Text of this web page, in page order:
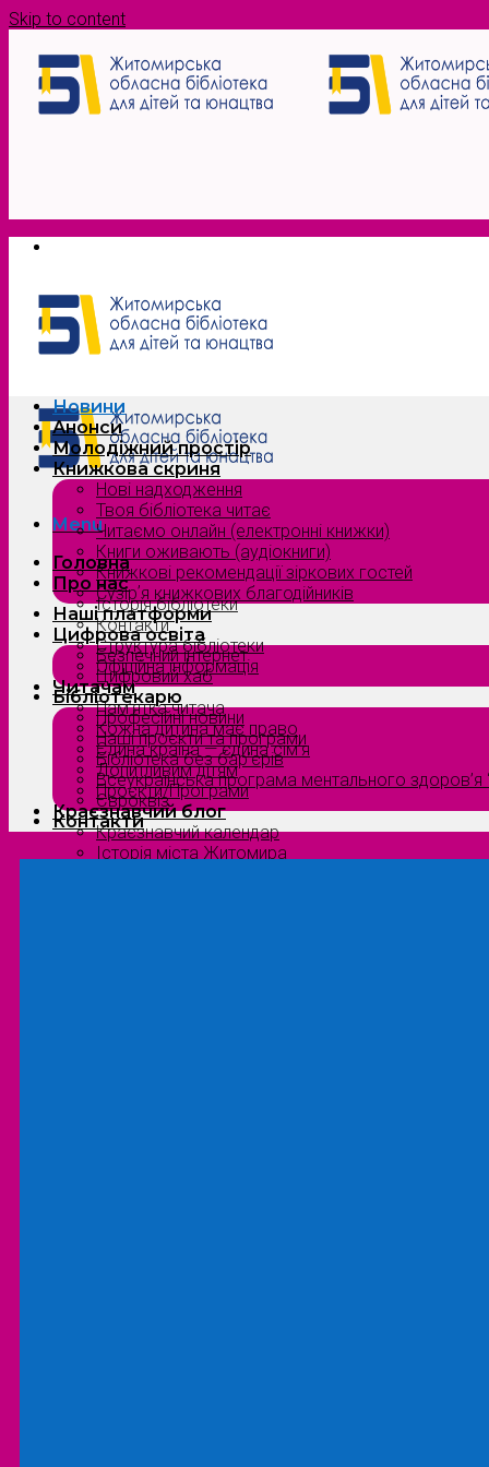
Skip to content
Menu
Головна
Про нас
Історія бібліотеки
Контакти
Структура бібліотеки
Офіційна інформація
Читачам
Пам’ятка читача
Кожна дитина має право
Єдина країна — єдина сім’я
Допитливим дітям
Проєкти/Програми
Краєзнавчий блог
Краєзнавчий календар
Історія міста Житомира
Новини
Анонси
Молодіжний простір
Книжкова скриня
Нові надходження
Твоя бібліотека читає
Читаємо онлайн (електронні книжки)
Книги оживають (аудіокниги)
Книжкові рекомендації зіркових гостей
Сузірʼя книжкових благодійників
Наші платформи
Цифрова освіта
Безпечний інтернет
Цифровий хаб
Бібліотекарю
Професійні новини
Наші проєкти та програми
Бібліотека без бар’єрів
Всеукраїнська програма ментального здоров’я
Євроквіз
Контакти